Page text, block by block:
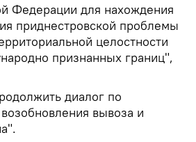
Федерации для нахождения
приднестровской проблемы
целостности
признанных границ",
диалог по
вывоза и